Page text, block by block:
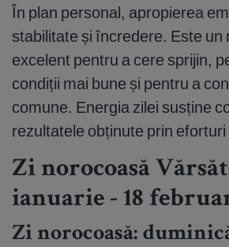
În plan personal, apropierea
stabilitate și încredere. Este un
excelent pentru a cere sprijin,
condiții mai bune și pentru a
comune. Energia zilei susține
rezultatele obținute prin
Zi norocoasă
ianuarie - 18
Zi norocoasă: